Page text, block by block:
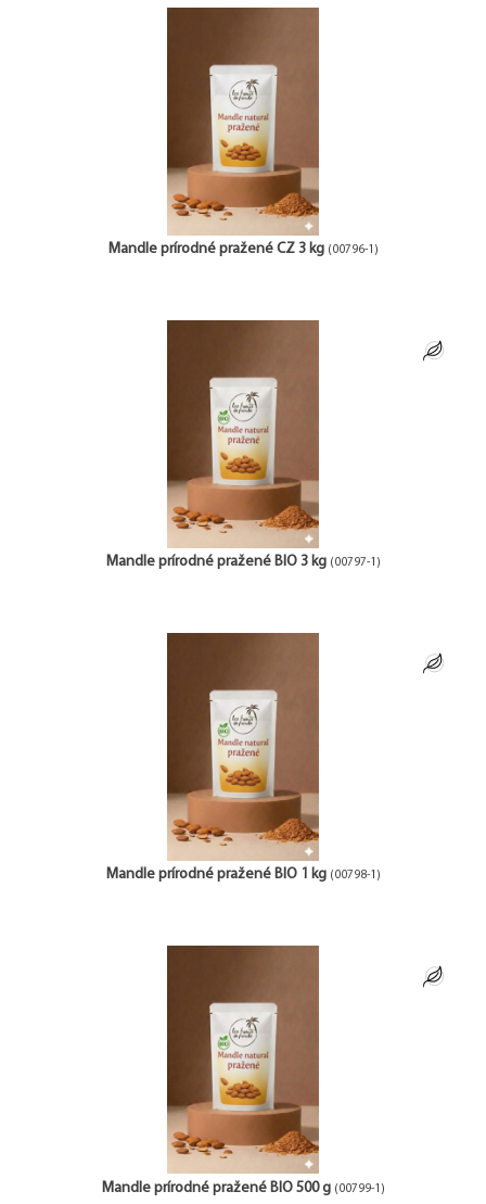
Mandle prírodné pražené CZ 3 kg (00796-1)
Mandle prírodné pražené BIO 3 kg (00797-1)
Mandle prírodné pražené BIO 1 kg (00798-1)
Mandle prírodné pražené BIO 500 g (00799-1)